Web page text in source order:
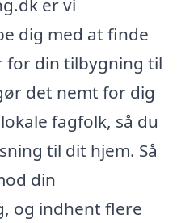
er vi
dig med at finde
for din tilbygning til
det nemt for dig
fagfolk, så du
til dit hjem. Så
din
og indhent flere